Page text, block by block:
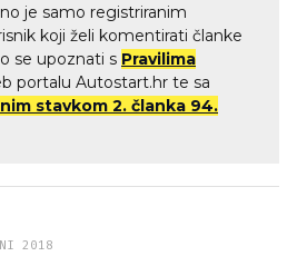
je samo registriranim
koji želi komentirati članke
se upoznati s Pravilima
portalu Autostart.hr te sa
stavkom 2. članka 94.
2018